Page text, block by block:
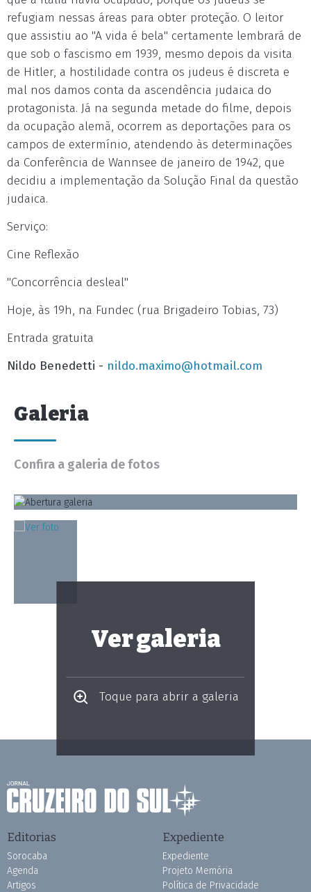
refugiam nessas áreas para obter proteção. O leitor
que assistiu ao "A vida é bela" certamente lembrará de
que sob o fascismo em 1939, mesmo depois da visita
de Hitler, a hostilidade contra os judeus é discreta e
mal nos damos conta da ascendência judaica do
protagonista. Já na segunda metade do filme, depois
da ocupação alemã, ocorrem as deportações para os
campos de extermínio, atendendo às determinações
da Conferência de Wannsee de janeiro de 1942, que
decidiu a implementação da Solução Final da questão
judaica.
Serviço:
Cine Reflexão
"Concorrência desleal"
Hoje, às 19h, na Fundec (rua Brigadeiro Tobias, 73)
Entrada gratuita
Nildo Benedetti - nildo.maximo@hotmail.com
Galeria
Confira a galeria de fotos
Ver galeria
Toque para abrir a galeria
Editorias
Sorocaba
Agenda
Artigos
Expediente
Expediente
Projeto Memória
Política de Privacidade